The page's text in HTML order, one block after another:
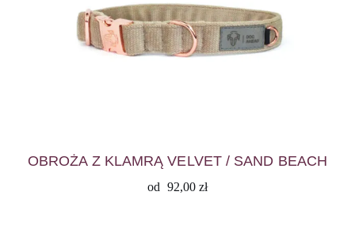
OBROŻA Z KLAMRĄ VELVET / SAND BEACH
od 92,00 zł